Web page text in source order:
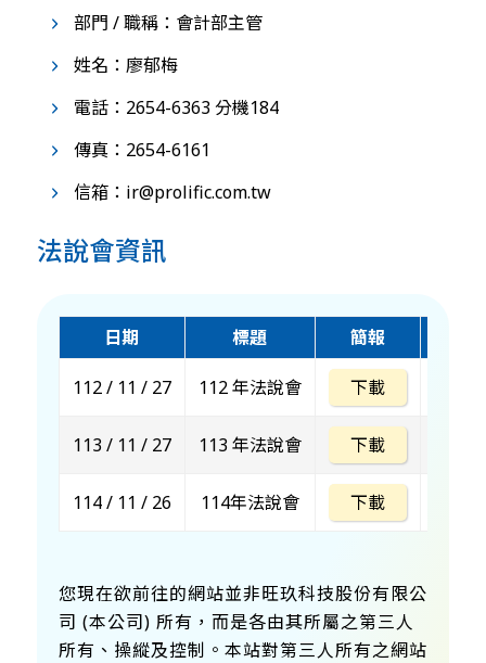
部門 / 職稱：會計部主管
姓名：廖郁梅
電話：2654-6363 分機184
傳真：2654-6161
信箱：ir@prolific.com.tw
法說會資訊
日期 標題 簡報
112 / 11 / 27 112 年法說會 下載
113 / 11 / 27 113 年法說會 下載
114 / 11 / 26 114年法說會 下載
您現在欲前往的網站並非旺玖科技股份有限公
司 (本公司) 所有，而是各由其所屬之第三人
所有、操縱及控制。本站對第三人所有之網站